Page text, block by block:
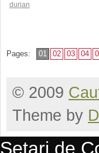
durian
Pages: 01 02 03 04
© 2009
Theme by
Setari de